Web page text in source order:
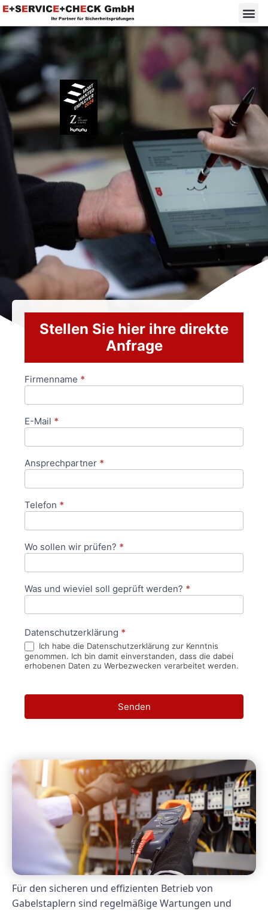
Stellen Sie hier ihre direkte
Anfrage
Anfrageformular
Firmenname *
E-Mail *
Ansprechpartner *
Telefon *
Wo sollen wir prüfen? *
Was und wieviel soll geprüft werden? *
Datenschutzerklärung *
Ich habe die Datenschutzerklärung zur Kenntnis
genommen. Ich bin damit einverstanden, dass die dabei
erhobenen Daten zu Werbezwecken verarbeitet werden.
Senden
Für den sicheren und effizienten Betrieb von
Gabelstaplern sind regelmäßige Wartungen und